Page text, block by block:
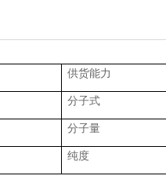
供货能力
分子式
分子量
纯度